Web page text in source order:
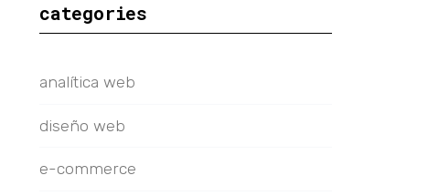
categories
analítica web
diseño web
e-commerce